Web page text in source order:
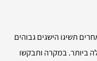
תשיגו הישגים גבוהים
ביותר. במקרה ותבקשו